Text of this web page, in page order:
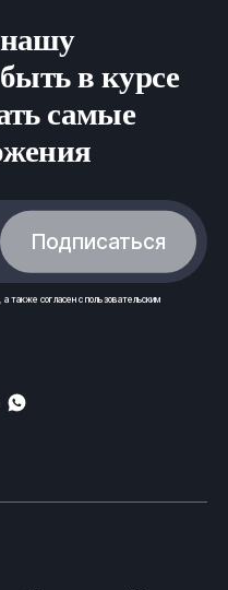
в курсе
самые
Подписаться
, а также согласен спользовательским